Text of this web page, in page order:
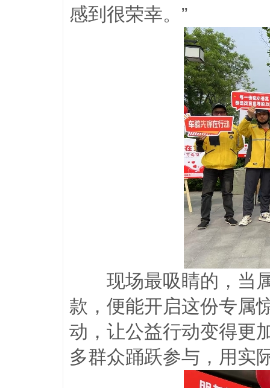
感到很荣幸。”
现场最吸睛的，当
款，便能开启这份专属
动，让公益行动变得更
多群众踊跃参与，用实